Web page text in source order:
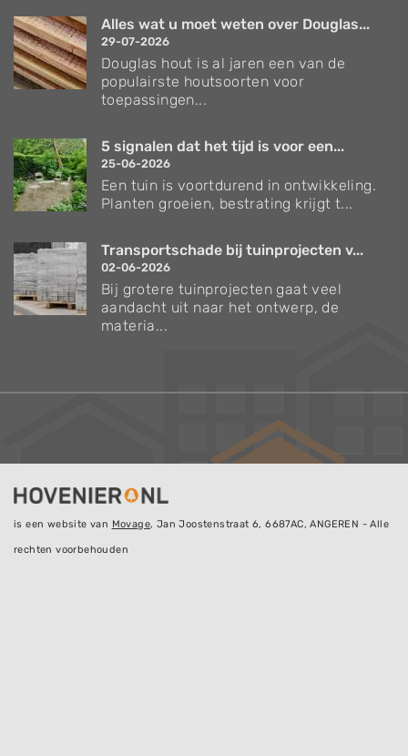
Alles wat u moet weten over Douglas...
29-07-2026
Douglas hout is al jaren een van de
populairste houtsoorten voor
toepassingen...
5 signalen dat het tijd is voor een...
25-06-2026
Een tuin is voortdurend in ontwikkeling.
Planten groeien, bestrating krijgt t...
Transportschade bij tuinprojecten v...
02-06-2026
Bij grotere tuinprojecten gaat veel
aandacht uit naar het ontwerp, de
materia...
is een website van Movage, Jan Joostenstraat 6, 6687AC, ANGEREN - Alle
rechten voorbehouden